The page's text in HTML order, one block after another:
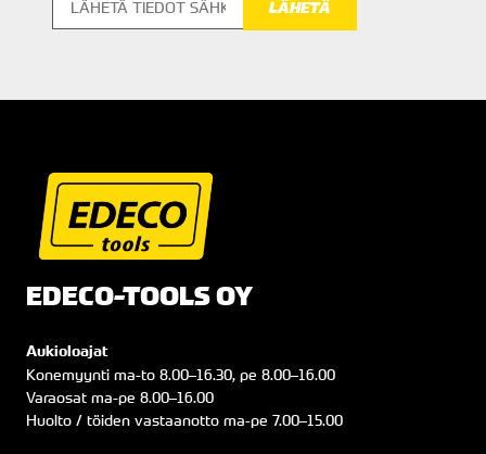
EDECO-TOOLS OY
Aukioloajat
Konemyynti ma-to 8.00–16.30, pe 8.00–16.00
Varaosat ma-pe 8.00–16.00
Huolto / töiden vastaanotto ma-pe 7.00–15.00